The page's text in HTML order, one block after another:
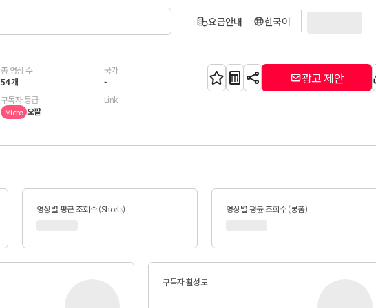
요금안내 한국어
총 영상 수
54 개
국가
-
구독자 등급
Micro 오팔
Link
광고 제안
영상별 평균 조회수 (Shorts) 영상별 평균 조회수 (롱폼)
구독자 활성도